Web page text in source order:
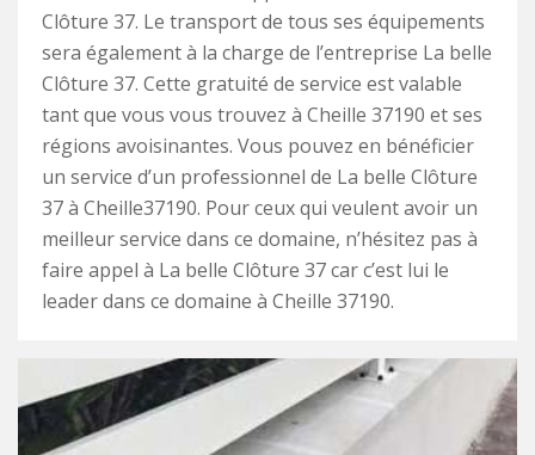
Clôture 37. Le transport de tous ses équipements
sera également à la charge de l’entreprise La belle
Clôture 37. Cette gratuité de service est valable
tant que vous vous trouvez à Cheille 37190 et ses
régions avoisinantes. Vous pouvez en bénéficier
un service d’un professionnel de La belle Clôture
37 à Cheille37190. Pour ceux qui veulent avoir un
meilleur service dans ce domaine, n’hésitez pas à
faire appel à La belle Clôture 37 car c’est lui le
leader dans ce domaine à Cheille 37190.